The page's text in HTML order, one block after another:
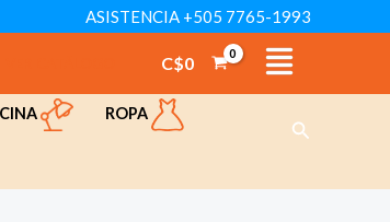
ASISTENCIA +505 7765-1993
C$0
ROPA
Buscar